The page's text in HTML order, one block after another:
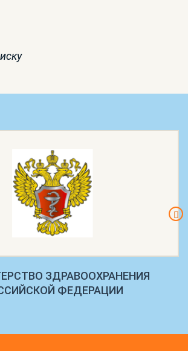
ЗДРАВООХРАНЕНИЯ
ФЕДЕРАЦИИ